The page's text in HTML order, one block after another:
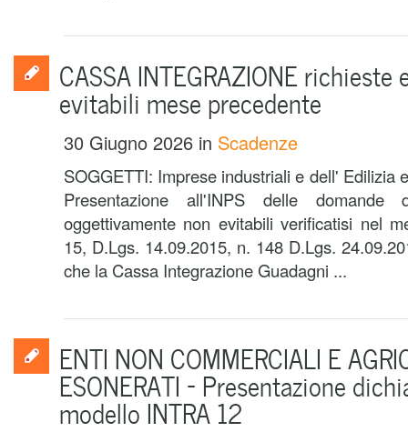
CASSA INTEGRAZIONE richieste
evitabili mese precedente
30 Giugno 2026 in Scadenze
SOGGETTI: Imprese industriali e dell' Edilizia
Presentazione all'INPS delle
oggettivamente non evitabili verificatisi nel
15, D.Lgs. 14.09.2015, n. 148 D.Lgs.
che la Cassa Integrazione Guadagni ...
ENTI NON COMMERCIALI E
ESONERATI – Presentazione
modello INTRA 12